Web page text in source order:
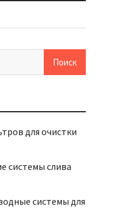
для очистки
системы слива
системы для